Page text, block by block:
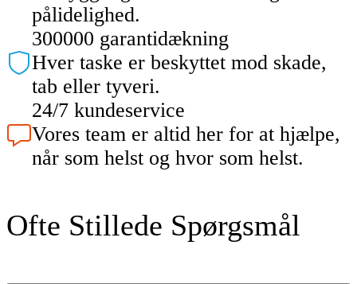
pålidelighed.
300000 garantidækning
Hver taske er beskyttet mod skade,
tab eller tyveri.
24/7 kundeservice
Vores team er altid her for at hjælpe,
når som helst og hvor som helst.
Ofte Stillede Spørgsmål